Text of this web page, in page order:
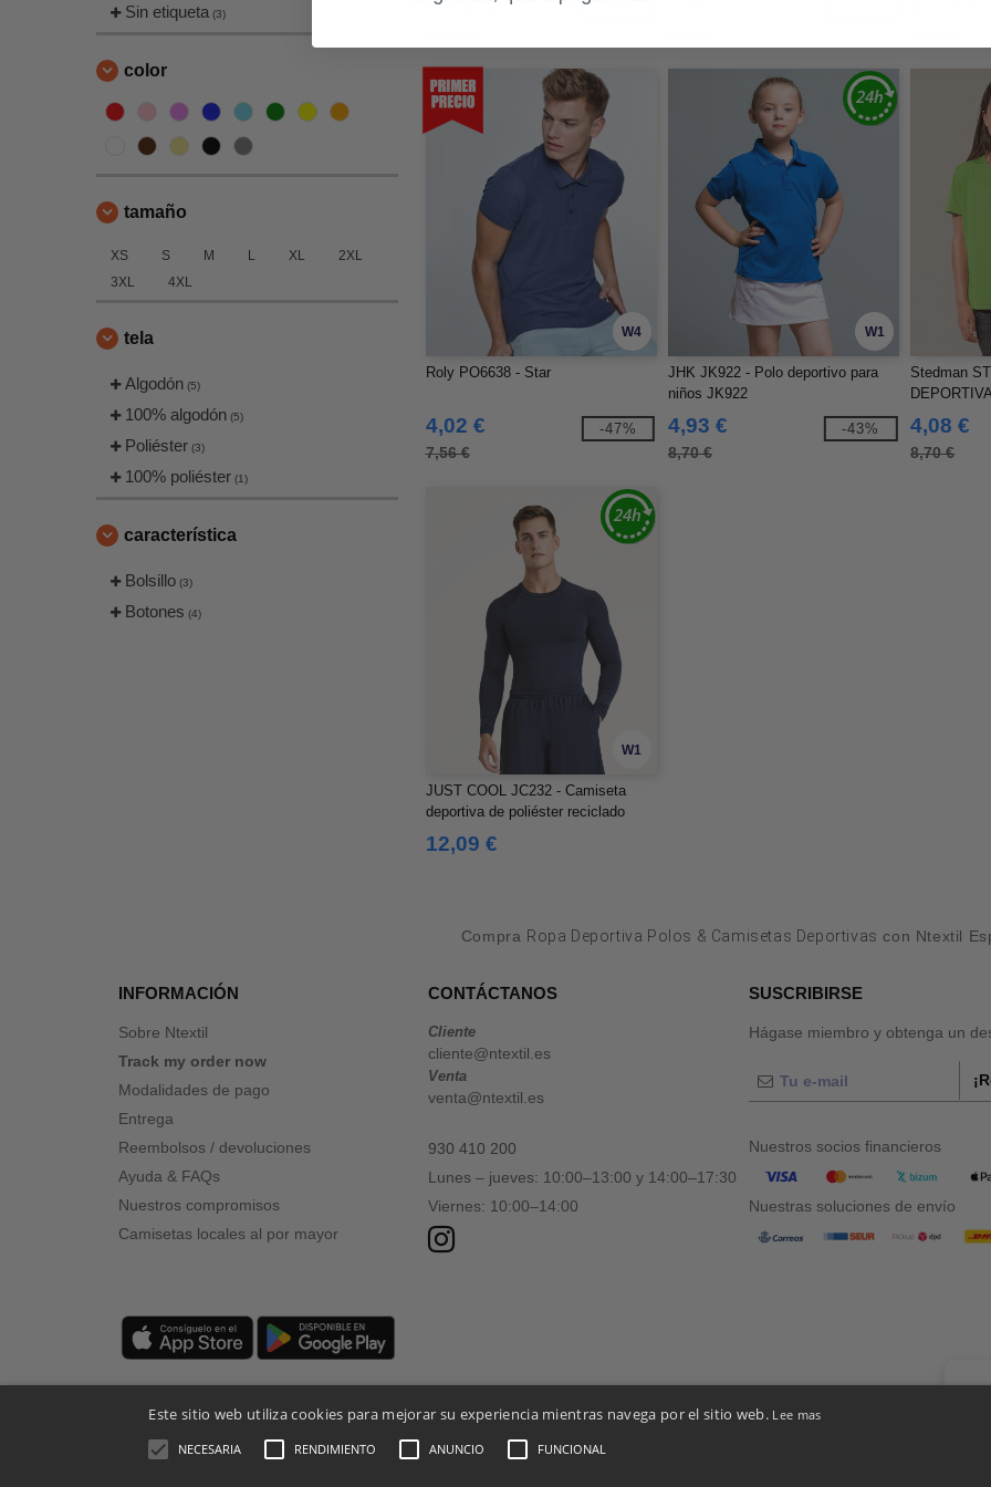
Sin etiqueta (3)
color
tamaño
XS S M L XL
2XL
3XL
4XL
tela
Algodón (5)
100% algodón (5)
Poliéster (3)
100% poliéster (1)
característica
Bolsillo (3)
Botones (4)
17,40 €
W4
Roly PO6638 - Star
4,02 €
7,56 €
-47%
W1
JHK JK922 - Polo deportivo para
niños JK922
4,93 €
8,70 €
-43%
Stedman
4,08 €
8,70 €
W1
JUST COOL JC232 - Camiseta
deportiva de poliéster reciclado
12,09 €
Compra Ropa Deportiva Polos & Camisetas Deportivas con Ntextil
INFORMACIÓN
Sobre Ntextil
Track my order now
Modalidades de pago
Entrega
Reembolsos / devoluciones
Ayuda & FAQs
Nuestros compromisos
Camisetas locales al por mayor
CONTÁCTANOS
Cliente
cliente@ntextil.es
Venta
venta@ntextil.es
930 410 200
Lunes – jueves: 10:00–13:00 y 14:00–17:30
Viernes: 10:00–14:00
SUSCRIBIRSE
Hágase miembro y obtenga un
Nuestros socios financieros
Nuestras soluciones de envío
Menciones Legales Política de Privacidad- Condiciones Generales De Acceso Y Uso-
Este sitio web utiliza cookies para mejorar su experiencia mientras navega por el sitio web. Lee mas
NECESARIA RENDIMIENTO ANUNCIO FUNCIONAL
Si